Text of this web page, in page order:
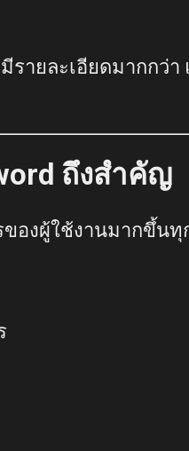
ายละเอียดมากกว่
ถึงสำคัญ
ของผู้ใช้งานมากขึ้นทุ